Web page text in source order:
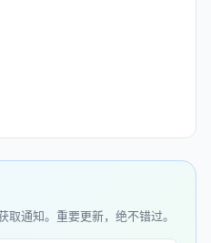
通知。重要更新，绝不错过。